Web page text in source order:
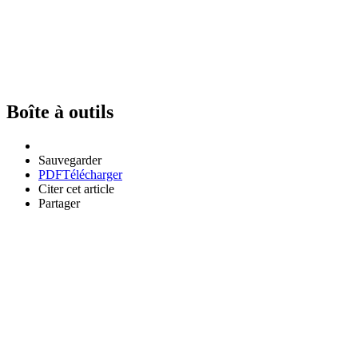
Boîte à outils
Sauvegarder
PDFTélécharger
Citer cet article
Partager